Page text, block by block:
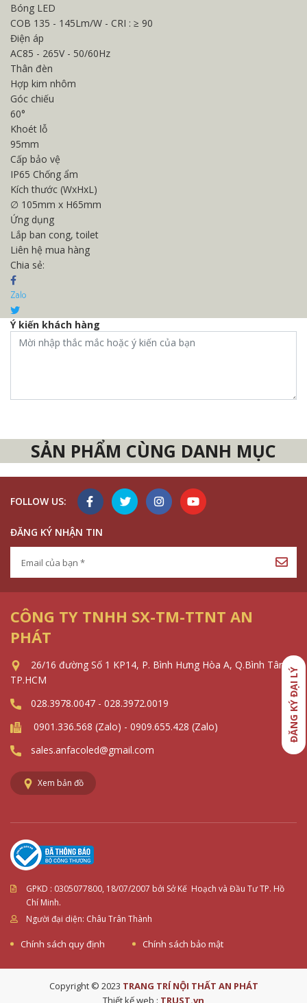
Bóng LED
COB 135 - 145Lm/W - CRI : ≥ 90
Điện áp
AC85 - 265V - 50/60Hz
Thân đèn
Hợp kim nhôm
Góc chiếu
60°
Khoét lỗ
95mm
Cấp bảo vệ
IP65 Chống ẩm
Kích thước (WxHxL)
∅ 105mm x H65mm
Ứng dụng
Lắp ban cong, toilet
Liên hệ mua hàng
Chia sẻ:
Ý kiến khách hàng
SẢN PHẨM CÙNG DANH MỤC
FOLLOW US:
ĐĂNG KÝ NHẬN TIN
CÔNG TY TNHH SX-TM-TTNT AN
PHÁT
26/16 đường Số 1 KP14, P. Bình Hưng Hòa A, Q.Bình Tân,
TP.HCM
028.3978.0047 - 028.3972.0019
0901.336.568 (Zalo) - 0909.655.428 (Zalo)
sales.anfacoled@gmail.com
Xem bản đồ
GPKD : 0305077800, 18/07/2007 bởi Sở Kế Hoạch và Đầu Tư TP. Hồ
Chí Minh.
Người đại diện: Châu Trân Thành
Chính sách quy định Chính sách bảo mật
Copyright © 2023 TRANG TRÍ NỘI THẤT AN PHÁT
Thiết kế web : TRUST.vn
ĐĂNG KÝ ĐẠI LÝ